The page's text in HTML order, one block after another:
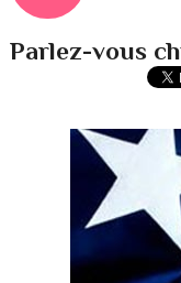
Parlez-vous